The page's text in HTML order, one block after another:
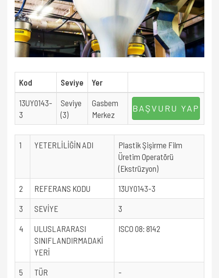
Kod Seviye Yer
13UY0143-
3
Seviye
(3)
Gasbem
Merkez
BAŞVURU YAP
1 YETERLİLİĞİN ADI
Plastik Şişirme Film
Üretim Operatörü
(Ekstrüzyon)
2 REFERANS KODU 13UY0143-3
3 SEVİYE 3
4
ULUSLARARASI
SINIFLANDIRMADAKİ
YERİ
ISCO 08: 8142
5 TÜR -